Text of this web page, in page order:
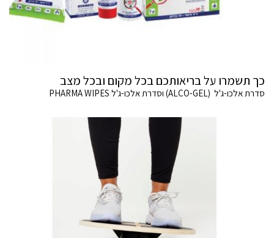
כך תשמרו על בריאותכם בכל מקום ובכל מצב
סדרת אלכו-ג'ל (ALCO-GEL) וסדרת אלכו-ג'ל PHARMA WIPES